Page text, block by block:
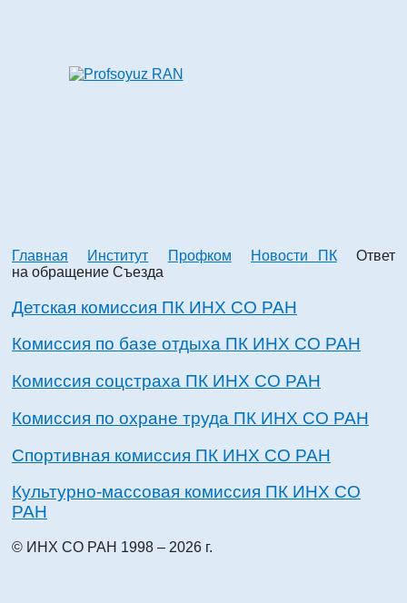
Главная Институт Профком Новости ПК
Ответ
на обращение Съезда
Детская комиссия ПК ИНХ СО РАН
Комиссия по базе отдыха ПК ИНХ СО РАН
Комиссия соцстраха ПК ИНХ СО РАН
Комиссия по охране труда ПК ИНХ СО РАН
Спортивная комиссия ПК ИНХ СО РАН
Культурно-массовая комиссия ПК ИНХ СО
РАН
© ИНХ СО РАН 1998 – 2026 г.